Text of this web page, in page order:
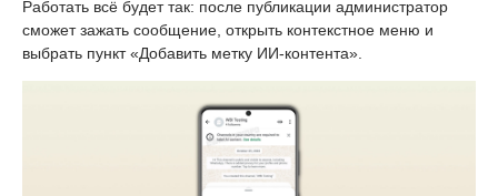
Работать всё будет так: после публикации администратор
сможет зажать сообщение, открыть контекстное меню и
выбрать пункт «Добавить метку ИИ-контента».